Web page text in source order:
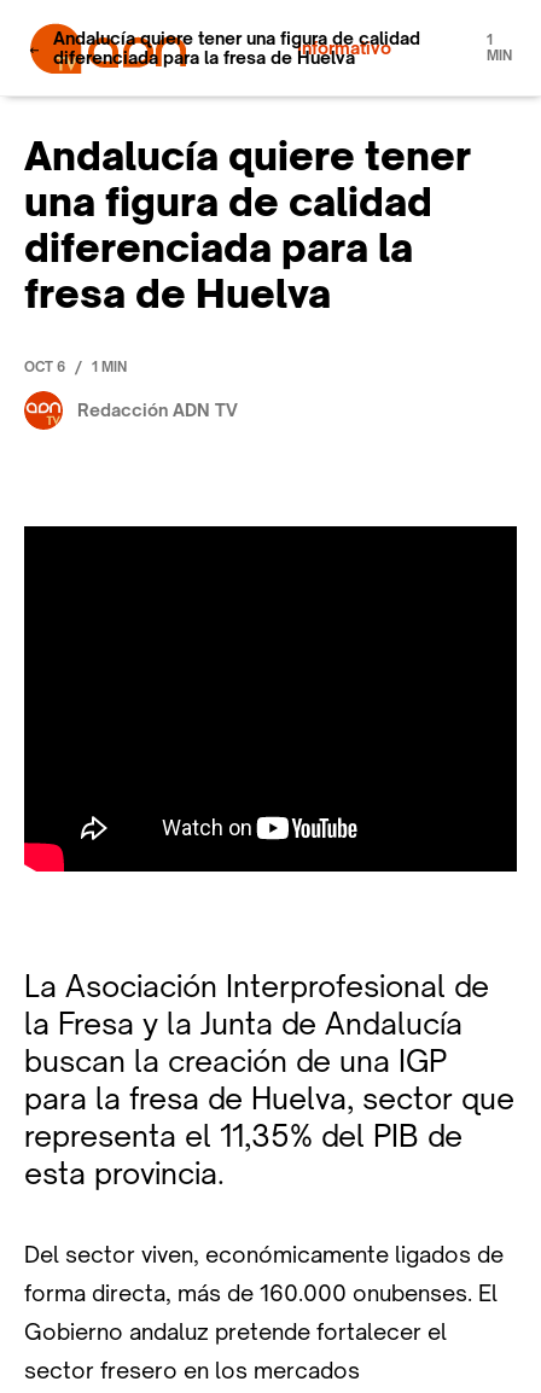
Informativo
Andalucía quiere tener una figura de calidad
diferenciada para la fresa de Huelva
1
MIN
Andalucía quiere tener
una figura de calidad
diferenciada para la
fresa de Huelva
OCT 6 / 1 MIN
Redacción ADN TV
La Asociación Interprofesional de
la Fresa y la Junta de Andalucía
buscan la creación de una IGP
para la fresa de Huelva, sector que
representa el 11,35% del PIB de
esta provincia.
Del sector viven, económicamente ligados de
forma directa, más de 160.000 onubenses. El
Gobierno andaluz pretende fortalecer el
sector fresero en los mercados